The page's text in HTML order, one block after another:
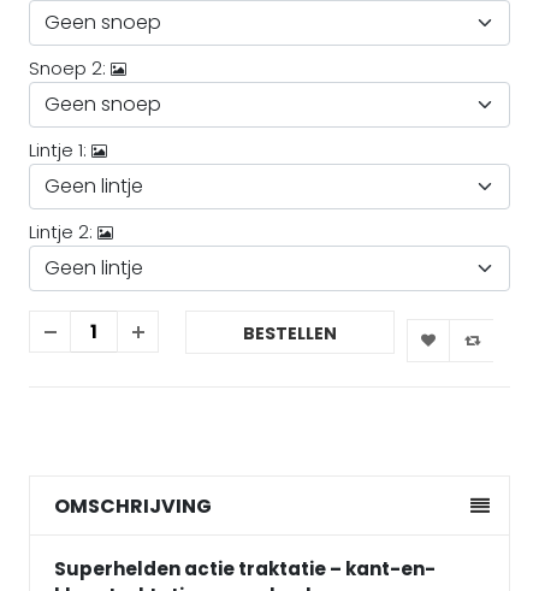
Snoep 2:
Lintje 1:
Lintje 2:
BESTELLEN
OMSCHRIJVING
Superhelden actie traktatie – kant-en-